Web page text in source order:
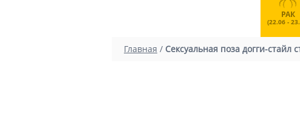
РАК
(22.06 -
Главная / Сексуальная поза догги-стайл